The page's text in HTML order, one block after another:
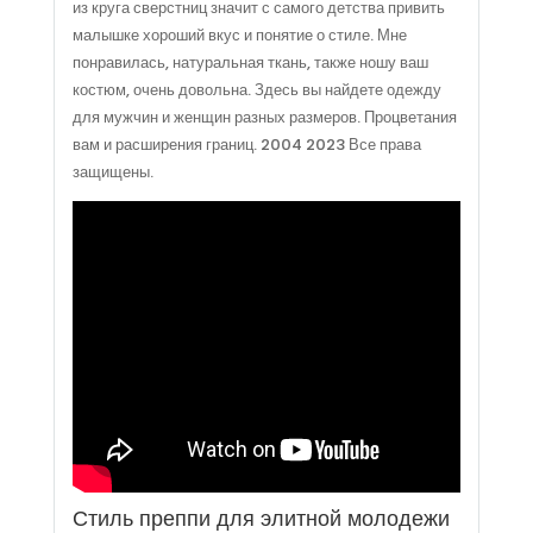
из круга сверстниц значит с самого детства привить
малышке хороший вкус и понятие о стиле. Мне
понравилась, натуральная ткань, также ношу ваш
костюм, очень довольна. Здесь вы найдете одежду
для мужчин и женщин разных размеров. Процветания
вам и расширения границ. 2004 2023 Все права
защищены.
Стиль преппи для элитной молодежи